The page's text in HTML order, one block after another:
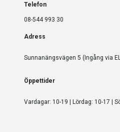
Telefon
08-544 993 30
Adress
Sunnanängsvägen 5 (Ingång via
Öppettider
Vardagar: 10-19 | Lördag: 10-17 |